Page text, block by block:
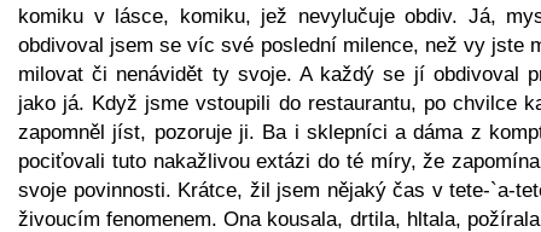
komiku v lásce, komiku, jež nevylučuje obdiv. Já,
obdivoval jsem se víc své poslední milence, než vy jste
milovat či nenávidět ty svoje. A každý se jí obdivoval
jako já. Když jsme vstoupili do restaurantu, po chvilce
zapomněl jíst, pozoruje ji. Ba i sklepníci a dáma z
pociťovali tuto nakažlivou extázi do té míry, že
svoje povinnosti. Krátce, žil jsem nějaký čas v tete-`a-
živoucím fenomenem. Ona kousala, drtila, hltala,